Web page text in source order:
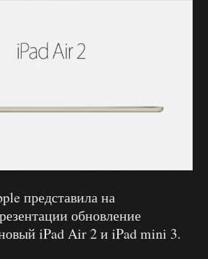
представила на
обновление
iPad Air 2 и iPad mini 3.